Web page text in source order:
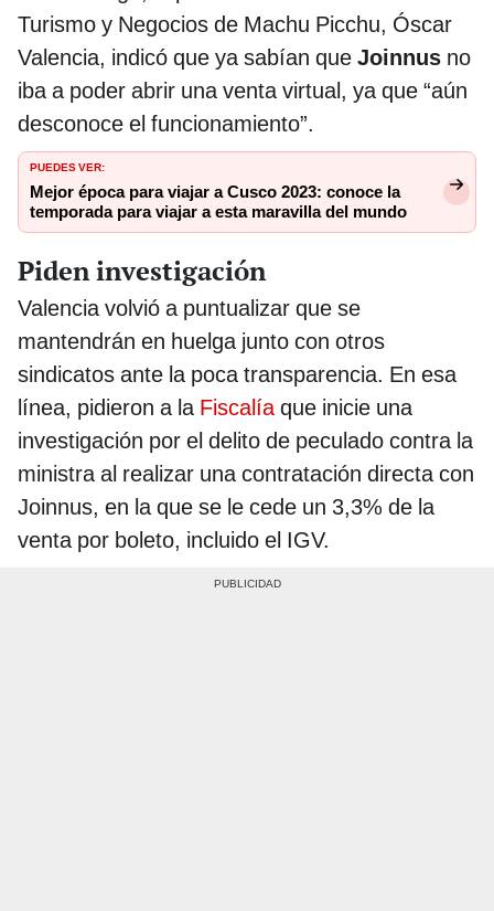
Turismo y Negocios de Machu Picchu, Óscar
Valencia, indicó que ya sabían que Joinnus no
iba a poder abrir una venta virtual, ya que “aún
desconoce el funcionamiento”.
PUEDES VER:
Mejor época para viajar a Cusco 2023: conoce la
temporada para viajar a esta maravilla del mundo
Piden investigación
Valencia volvió a puntualizar que se
mantendrán en huelga junto con otros
sindicatos ante la poca transparencia. En esa
línea, pidieron a la Fiscalíaque inicie una
investigación por el delito de peculado contra la
ministra al realizar una contratación directa con
Joinnus, en la que se le cede un 3,3% de la
venta por boleto, incluido el IGV.